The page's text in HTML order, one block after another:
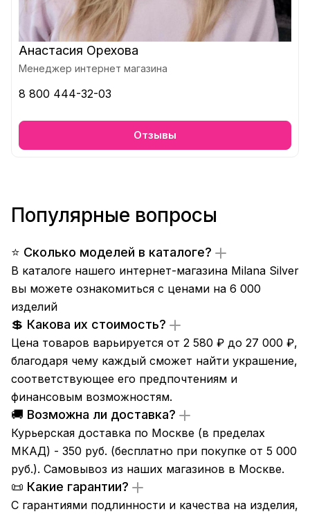
Анастасия Орехова
Менеджер интернет магазина
8 800 444-32-03
Отзывы
Популярные вопросы
⭐ Сколько моделей в каталоге?
В каталоге нашего интернет-магазина Milana Silver
вы можете ознакомиться с ценами на 6 000
изделий
💲 Какова их стоимость?
Цена товаров варьируется от 2 580 ₽ до 27 000 ₽,
благодаря чему каждый сможет найти украшение,
соответствующее его предпочтениям и
финансовым возможностям.
🚚 Возможна ли доставка?
Курьерская доставка по Москве (в пределах
МКАД) - 350 руб. (бесплатно при покупке от 5 000
руб.). Самовывоз из наших магазинов в Москве.
📜 Какие гарантии?
С гарантиями подлинности и качества на изделия,